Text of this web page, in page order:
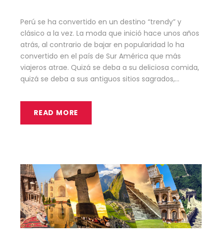
Perú se ha convertido en un destino “trendy” y
clásico a la vez. La moda que inició hace unos años
atrás, al contrario de bajar en popularidad lo ha
convertido en el país de Sur América que más
viajeros atrae. Quizá se deba a su deliciosa comida,
quizá se deba a sus antiguos sitios sagrados,...
READ MORE